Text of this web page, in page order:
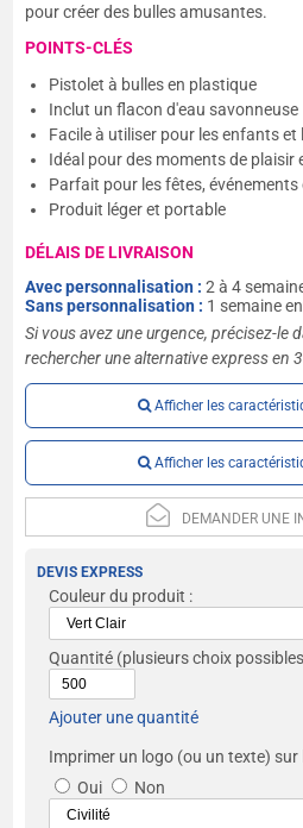
pour créer des bulles amusantes.
POINTS-CLÉS
Pistolet à bulles en plastique
Inclut un flacon d'eau savonneuse
Facile à utiliser pour les enfants et
Idéal pour des moments de plaisir
Parfait pour les fêtes,
Produit léger et portable
DÉLAIS DE LIVRAISON
Avec personnalisation :2 à 4
Sans personnalisation : 1 semaine
Si vous avez une urgence, précisez-le
rechercher une alternative express en
Afficher les
Afficher les
DEMANDER UNE
DEVIS EXPRESS
Couleur du produit :
Quantité (plusieurs choix
Ajouter une quantité
Imprimer un logo (ou un texte) sur
Oui
Non